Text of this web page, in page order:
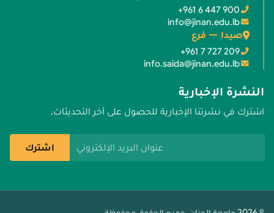
+961 6 447 900
info@jinan.edu.lb
صيدا — فرع
+961 7 727 209
info.saida@jinan.edu.lb
النشرة الإخبارية
اشترك في نشرتنا الإخبارية للحصول على آخر التحديثات.
اشترك